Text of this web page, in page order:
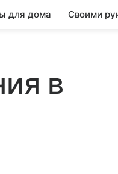
для дома Своими
в